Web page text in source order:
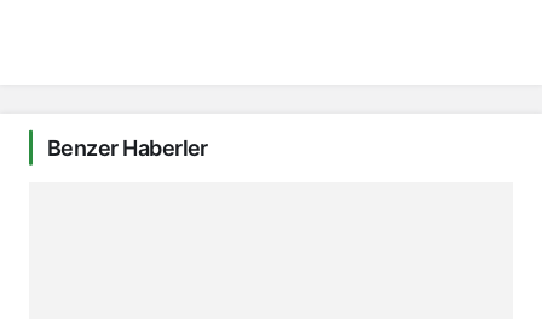
Benzer Haberler